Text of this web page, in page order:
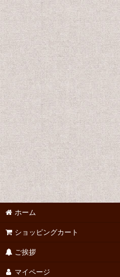
ホーム
ショッピングカート
ご挨拶
マイページ